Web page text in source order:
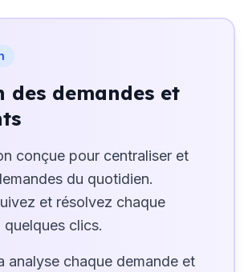
des demandes et
conçue pour centraliser et
du quotidien.
et résolvez chaque
quelques clics.
analyse chaque demande et